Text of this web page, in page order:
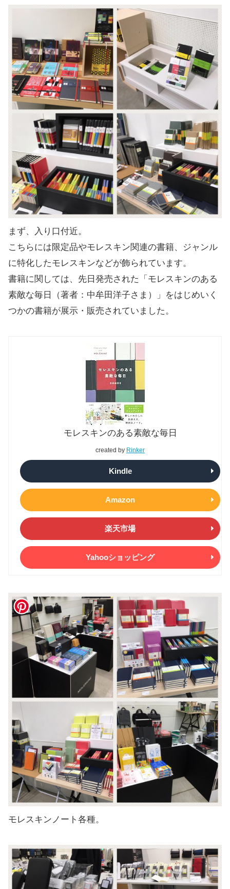
まず、入り口付近。
こちらには限定品やモレスキン関連の書籍、ジャンル
に特化したモレスキンなどが飾られています。
書籍に関しては、先日発売された「モレスキンのある
素敵な毎日（著者：中牟田洋子さま）」をはじめいく
つかの書籍が展示・販売されていました。
モレスキンのある素敵な毎日
created by Rinker
Kindle
Amazon
楽天市場
Yahooショッピング
モレスキンノート各種。